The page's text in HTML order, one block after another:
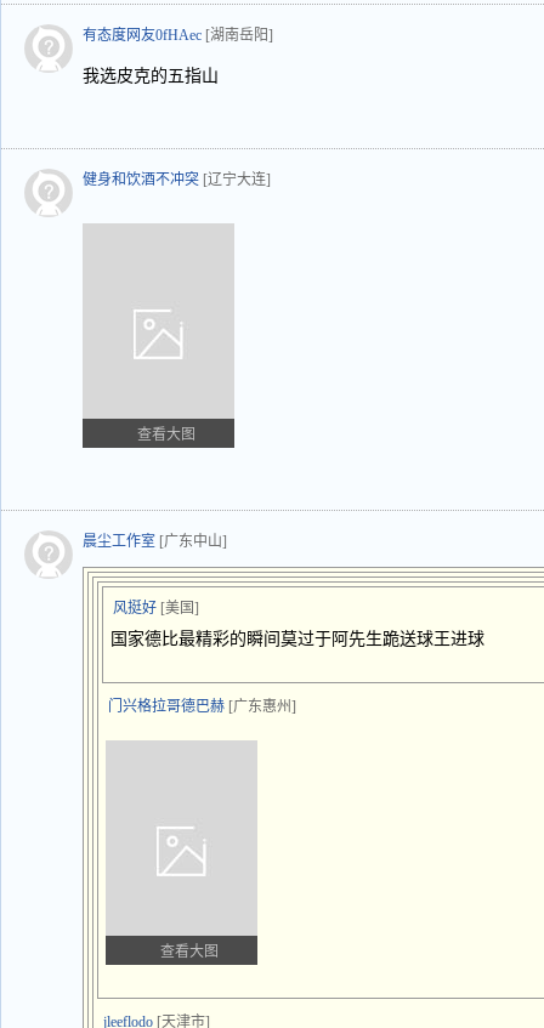
有态度网友0fHAec [湖南岳阳]
我选皮克的五指山
健身和饮酒不冲突 [辽宁大连]
查看大图
晨尘工作室 [广东中山]
风挺好 [美国]
国家德比最精彩的瞬间莫过于阿先生跪送球王进球
门兴格拉哥德巴赫 [广东惠州]
查看大图
jleeflodo [天津市]